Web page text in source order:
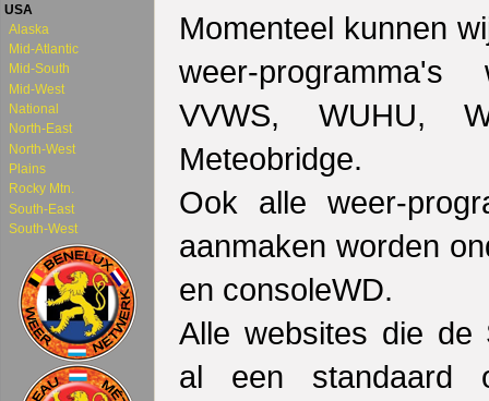
USA
Alaska
Mid-Atlantic
Mid-South
Mid-West
National
North-East
North-West
Plains
Rocky Mtn.
South-East
South-West
Momenteel kunnen
weer-programma's
VVWS, WUHU,
Meteobridge.
Ook alle weer-
aanmaken worden
en consoleWD.
Alle websites die de
al een standaard